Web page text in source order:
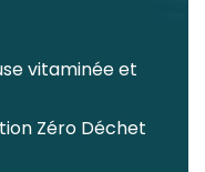
vitaminée et
Zéro Déchet